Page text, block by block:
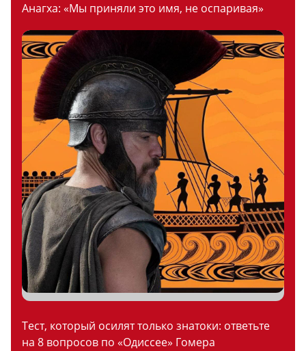
Анагха: «Мы приняли это имя, не оспаривая»
Тест, который осилят только знатоки: ответьте
на 8 вопросов по «Одиссее» Гомера